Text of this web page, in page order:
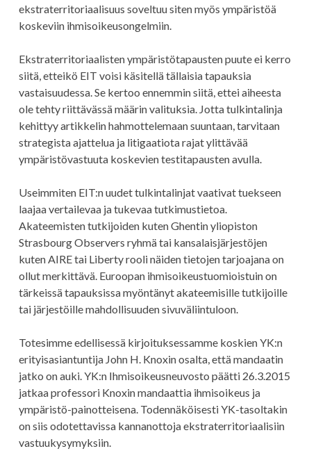
ekstraterritoriaalisuus soveltuu siten myös ympäristöä
koskeviin ihmisoikeusongelmiin.
Ekstraterritoriaalisten ympäristötapausten puute ei kerro
siitä, etteikö EIT voisi käsitellä tällaisia tapauksia
vastaisuudessa. Se kertoo ennemmin siitä, ettei aiheesta
ole tehty riittävässä määrin valituksia. Jotta tulkintalinja
kehittyy artikkelin hahmottelemaan suuntaan, tarvitaan
strategista ajattelua ja litigaatiota rajat ylittävää
ympäristövastuuta koskevien testitapausten avulla.
Useimmiten EIT:n uudet tulkintalinjat vaativat tuekseen
laajaa vertailevaa ja tukevaa tutkimustietoa.
Akateemisten tutkijoiden kuten Ghentin yliopiston
Strasbourg Observers ryhmä tai kansalaisjärjestöjen
kuten AIRE tai Liberty rooli näiden tietojen tarjoajana on
ollut merkittävä. Euroopan ihmisoikeustuomioistuin on
tärkeissä tapauksissa myöntänyt akateemisille tutkijoille
tai järjestöille mahdollisuuden sivuväliintuloon.
Totesimme edellisessä kirjoituksessamme koskien YK:n
erityisasiantuntija John H. Knoxin osalta, että mandaatin
jatko on auki. YK:n Ihmisoikeusneuvosto päätti 26.3.2015
jatkaa professori Knoxin mandaattia ihmisoikeus ja
ympäristö-painotteisena. Todennäköisesti YK-tasoltakin
on siis odotettavissa kannanottoja ekstraterritoriaalisiin
vastuukysymyksiin.